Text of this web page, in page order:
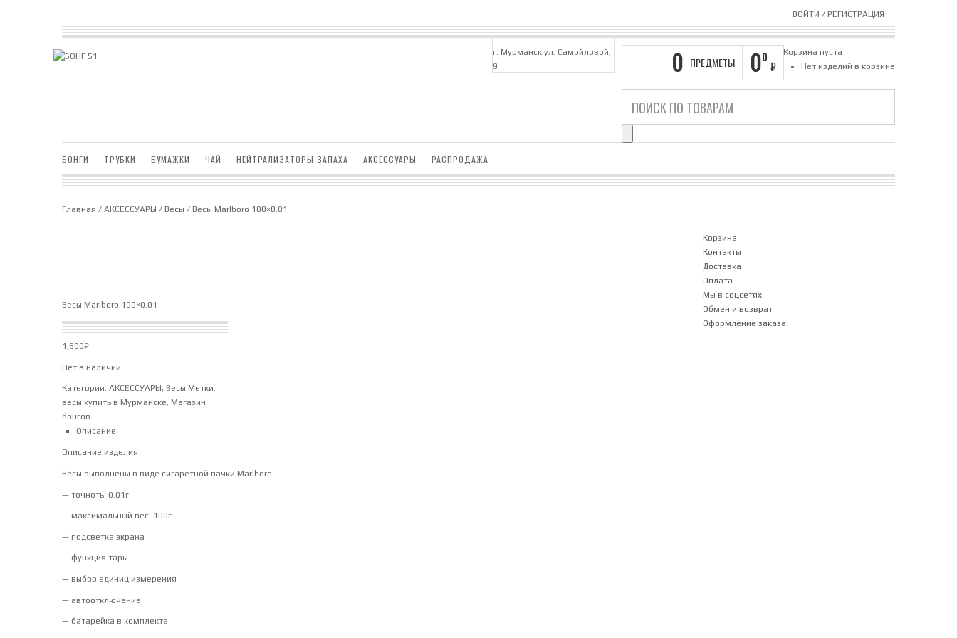
ВОЙТИ / РЕГИСТРАЦИЯ
0 ПРЕДМЕТЫ 00
₽
Корзина пуста
Нет изделий в корзине
г. Мурманск ул. Самойловой,
9
БОНГИ ТРУБКИ БУМАЖКИ ЧАЙ НЕЙТРАЛИЗАТОРЫ ЗАПАХА АКСЕССУАРЫ РАСПРОДАЖА
Главная / АКСЕССУАРЫ / Весы / Весы Marlboro 100×0.01
Весы Marlboro 100×0.01
1,600₽
Нет в наличии
Категории: АКСЕССУАРЫ, Весы Метки:
весы купить в Мурманске, Магазин
бонгов
Описание
Описание изделия
Весы выполнены в виде сигаретной пачки Marlboro
— точноть: 0.01г
— максимальный вес: 100г
— подсветка экрана
— функция тары
— выбор единиц измерения
— автоотключение
— батарейка в комплекте
Корзина
Контакты
Доставка
Оплата
Мы в соцсетях
Обмен и возврат
Оформление заказа